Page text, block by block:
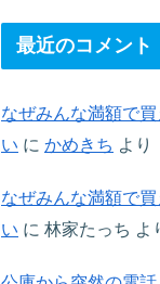
最近のコメント
なぜみんな満額で
い に かめきち より
なぜみんな満額で
い に 林家たっち よ